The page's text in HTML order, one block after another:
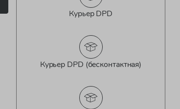
Курьер DPD
Курьер DPD (бесконтактная)